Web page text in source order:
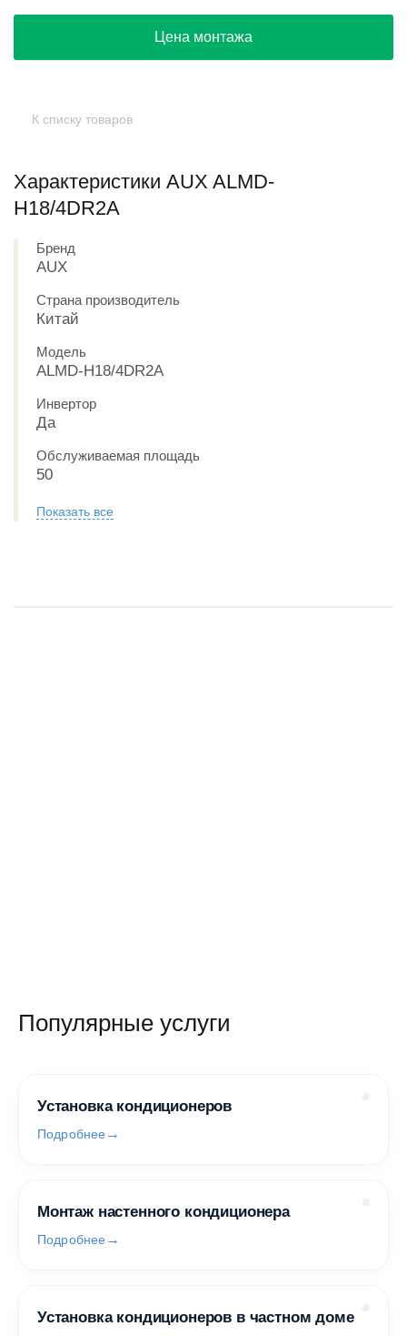
Цена монтажа
К списку товаров
Характеристики AUX ALMD-
H18/4DR2A
Бренд
AUX
Страна производитель
Китай
Модель
ALMD-H18/4DR2A
Инвертор
Да
Обслуживаемая площадь
50
Показать все
Популярные услуги
Установка кондиционеров
Подробнее
Монтаж настенного кондиционера
Подробнее
Установка кондиционеров в частном доме